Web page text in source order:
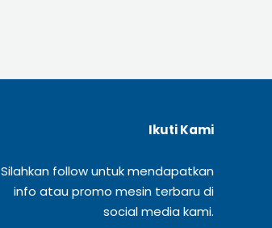
Ikuti Kami
Silahkan follow untuk mendapatkan
info atau promo mesin terbaru di
social media kami.